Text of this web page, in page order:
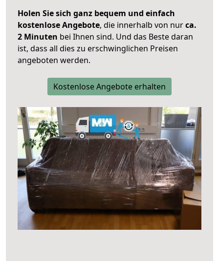
Holen Sie sich ganz bequem und einfach
kostenlose Angebote, die innerhalb von nurca.
2 Minuten bei Ihnen sind. Und das Beste daran
ist, dass all dies zu erschwinglichen Preisen
angeboten werden.
Kostenlose Angebote erhalten